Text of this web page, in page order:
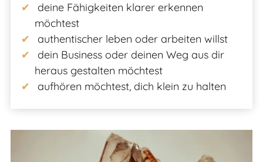
deine Fähigkeiten klarer erkennen
möchtest
authentischer leben oder arbeiten willst
dein Business oder deinen Weg aus dir
heraus gestalten möchtest
aufhören möchtest, dich klein zu halten